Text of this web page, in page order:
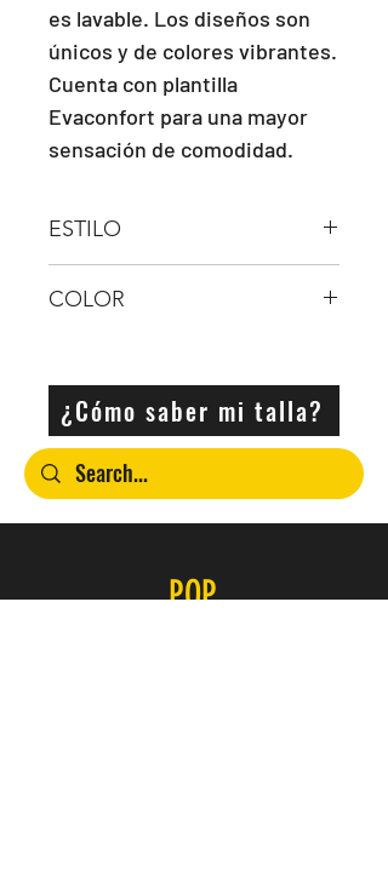
es lavable. Los diseños son
únicos y de colores vibrantes.
Cuenta con plantilla
Evaconfort para una mayor
sensación de comodidad.
ESTILO
COLOR
¿Cómo saber mi talla?
POP